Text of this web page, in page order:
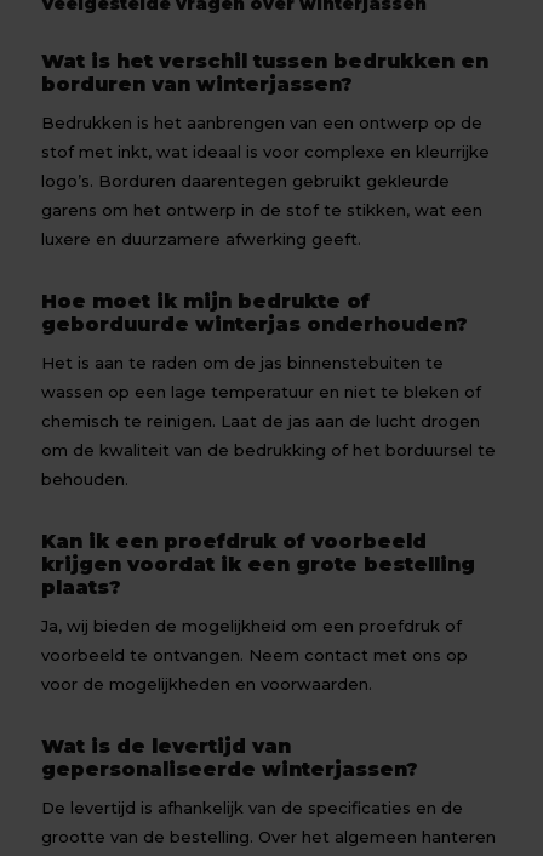
Wat is het verschil tussen bedrukken en
borduren van winterjassen?
Bedrukken is het aanbrengen van een ontwerp op de
stof met inkt, wat ideaal is voor complexe en kleurrijke
logo’s. Borduren daarentegen gebruikt gekleurde
garens om het ontwerp in de stof te stikken, wat een
luxere en duurzamere afwerking geeft.
Hoe moet ik mijn bedrukte of
geborduurde winterjas onderhouden?
Het is aan te raden om de jas binnenstebuiten te
wassen op een lage temperatuur en niet te bleken of
chemisch te reinigen. Laat de jas aan de lucht drogen
om de kwaliteit van de bedrukking of het borduursel te
behouden.
Kan ik een proefdruk of voorbeeld
krijgen voordat ik een grote bestelling
plaats?
Ja, wij bieden de mogelijkheid om een proefdruk of
voorbeeld te ontvangen. Neem contact met ons op
voor de mogelijkheden en voorwaarden.
Wat is de levertijd van
gepersonaliseerde winterjassen?
De levertijd is afhankelijk van de specificaties en de
grootte van de bestelling. Over het algemeen hanteren